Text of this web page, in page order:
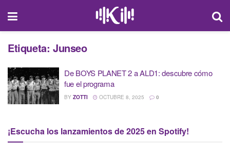
Etiqueta: Junseo
De BOYS PLANET 2 a ALD1: descubre cómo
fue el programa
BY ZOTTI OCTUBRE 8, 2025 0
¡Escucha los lanzamientos de 2025 en Spotify!